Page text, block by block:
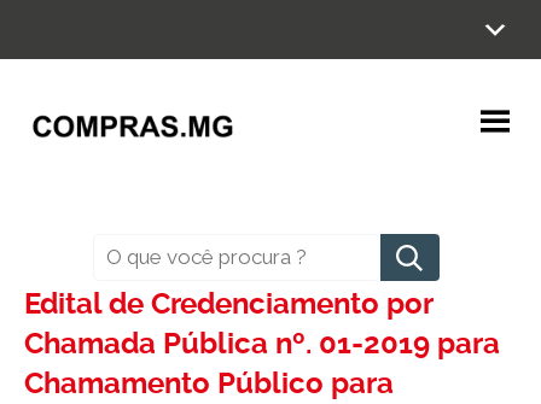
Pesquisar
Edital de Credenciamento por
Chamada Pública nº. 01-2019 para
Chamamento Público para